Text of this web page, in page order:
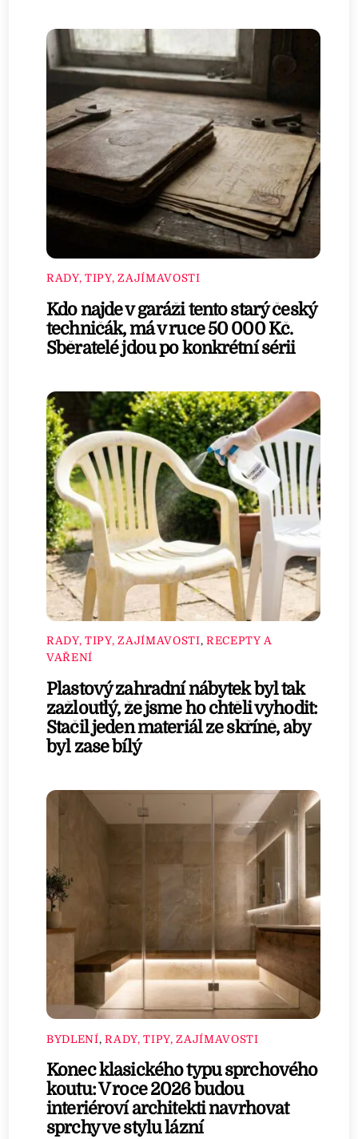
RADY, TIPY, ZAJÍMAVOSTI
Kdo najde v garáži tento starý český
techničák, má v ruce 50 000 Kč.
Sběratelé jdou po konkrétní sérii
RADY, TIPY, ZAJÍMAVOSTI, RECEPTY A
VAŘENÍ
Plastový zahradní nábytek byl tak
zažloutlý, že jsme ho chtěli vyhodit:
Stačil jeden materiál ze skříně, aby
byl zase bílý
BYDLENÍ,RADY, TIPY, ZAJÍMAVOSTI
Konec klasického typu sprchového
koutu: V roce 2026 budou
interiéroví architekti navrhovat
sprchy ve stylu lázní